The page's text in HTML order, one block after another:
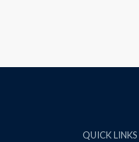
t
QUICK LINKS